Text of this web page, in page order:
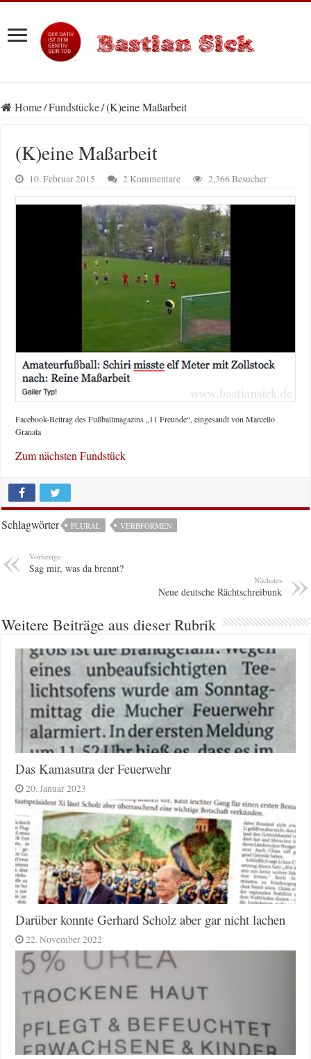
Home/Fundstücke/(K)eine Maßarbeit
(K)eine Maßarbeit
10. Februar 2015 2 Kommentare 2,366 Besucher
Facebook-Beitrag des Fußballmagazins „11 Freunde“, eingesandt von Marcello
Granata
Zum nächsten Fundstück
Schlagwörter PLURAL VERBFORMEN
Vorherige
Sag mir, was da brennt?
Nächstes
Neue deutsche Rächtschreibunk
Weitere Beiträge aus dieser Rubrik
Das Kamasutra der Feuerwehr
20. Januar 2023
Darüber konnte Gerhard Scholz aber gar nicht lachen
22. November 2022